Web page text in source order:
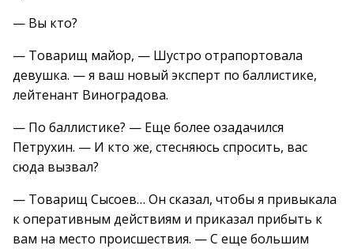
— Вы кто?
— Товарищ майор, — Шустро отрапортовала
девушка. — я ваш новый эксперт по баллистике,
лейтенант Виноградова.
— По баллистике? — Еще более озадачился
Петрухин. — И кто же, стесняюсь спросить, вас
сюда вызвал?
— Товарищ Сысоев… Он сказал, чтобы я привыкала
к оперативным действиям и приказал прибыть к
вам на место происшествия. — С еще большим